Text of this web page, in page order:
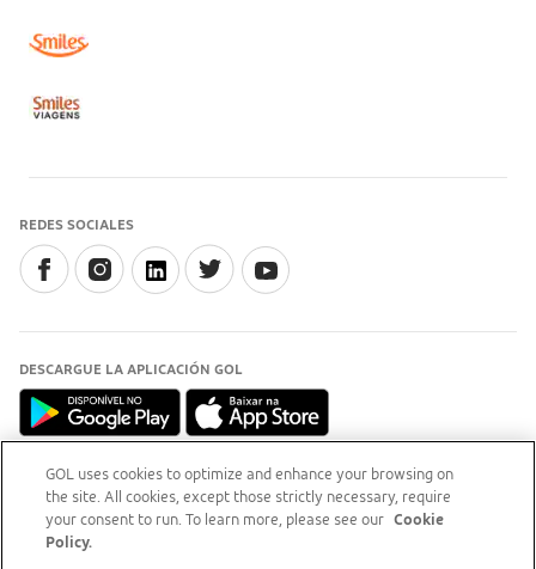
REDES SOCIALES
DESCARGUE LA APLICACIÓN GOL
INFORMACIÓN
Para aclaraciones, acceda a
GOL uses cookies to optimize and enhance your browsing on
the site. All cookies, except those strictly necessary, require
your consent to run. To learn more, please see our
Cookie
Policy.